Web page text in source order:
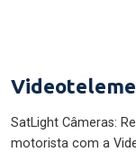
SatLight Câmeras:
motorista com a